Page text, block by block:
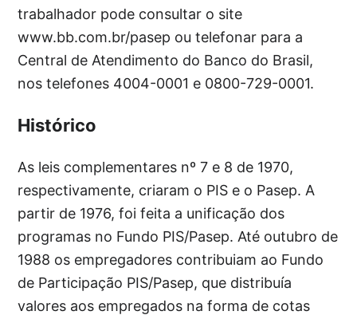
trabalhador pode consultar o site
www.bb.com.br/pasep ou telefonar para a
Central de Atendimento do Banco do Brasil,
nos telefones 4004-0001 e 0800-729-0001.
Histórico
As leis complementares nº 7 e 8 de 1970,
respectivamente, criaram o PIS e o Pasep. A
partir de 1976, foi feita a unificação dos
programas no Fundo PIS/Pasep. Até outubro de
1988 os empregadores contribuiam ao Fundo
de Participação PIS/Pasep, que distribuía
valores aos empregados na forma de cotas